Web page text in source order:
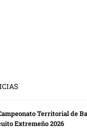
Territorial de
Extremeño 2026